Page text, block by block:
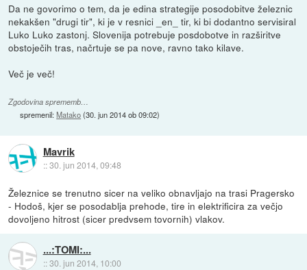
Da ne govorimo o tem, da je edina strategije posodobitve železnic
nekakšen "drugi tir", ki je v resnici _en_ tir, ki bi dodantno servisiral
Luko Luko zastonj. Slovenija potrebuje posdobotve in razširitve
obstoječih tras, načrtuje se pa nove, ravno tako kilave.
Več je več!
Zgodovina sprememb…
spremenil:Matako(30. jun 2014 ob 09:02)
Mavrik
::30. jun 2014, 09:48
Železnice se trenutno sicer na veliko obnavljajo na trasi Pragersko
- Hodoš, kjer se posodablja prehode, tire in elektrificira za večjo
dovoljeno hitrost (sicer predvsem tovornih) vlakov.
...:TOMI:...
::30. jun 2014, 10:00